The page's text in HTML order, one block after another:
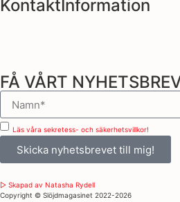
KontaktInformation
FÅ VÅRT
Läs våra sekretess- och säkerhetsvillkor!
Skicka nyhetsbrevet till mig!
▷ Skapad av Natasha Rydell
Copyright ©️ Slöjdmagasinet 2022-2026